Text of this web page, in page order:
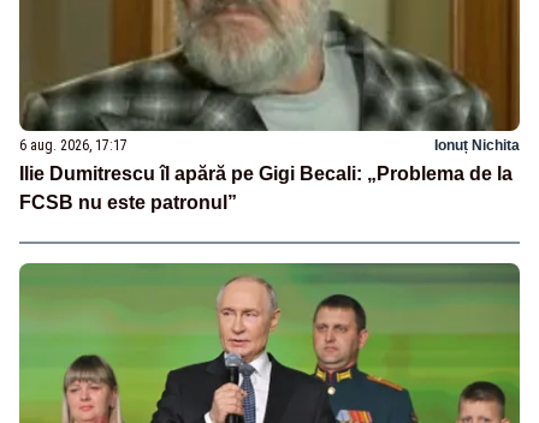
6 aug. 2026, 17:17 Ionuț Nichita
Ilie Dumitrescu îl apără pe Gigi Becali: „Problema de la
FCSB nu este patronul”